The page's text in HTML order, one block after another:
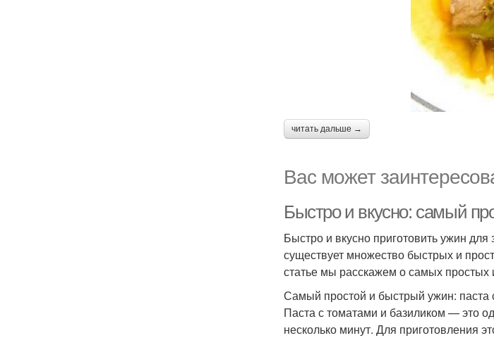
читать дальше →
Вас может
Быстро и вкусно: самый
Быстро и вкусно приготовить ужин
существует множество быстрых и
статье мы расскажем о самых простых
Самый простой и быстрый ужин: паста
Паста с томатами и базиликом — это
несколько минут. Для приготовления